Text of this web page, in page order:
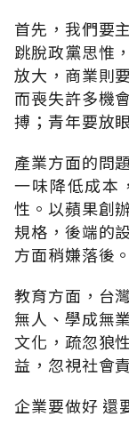
首先，我們要
跳脫政黨思惟
放大，商業則
而喪失許多機
搏；青年要放
產業方面的問
一味降低成本
性。以蘋果創
規格，後端的
方面稍嫌落後。
教育方面，台
無人、學成無
文化，疏忽狼
益，忽視社會
企業要做好 還